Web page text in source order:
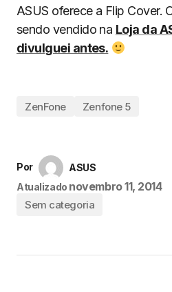
ASUS oferece a Flip Cover.
sendo vendido na Loja da
divulguei antes.
ZenFone Zenfone 5
Por
ASUS
Atualizado novembro 11, 2014
Sem categoria